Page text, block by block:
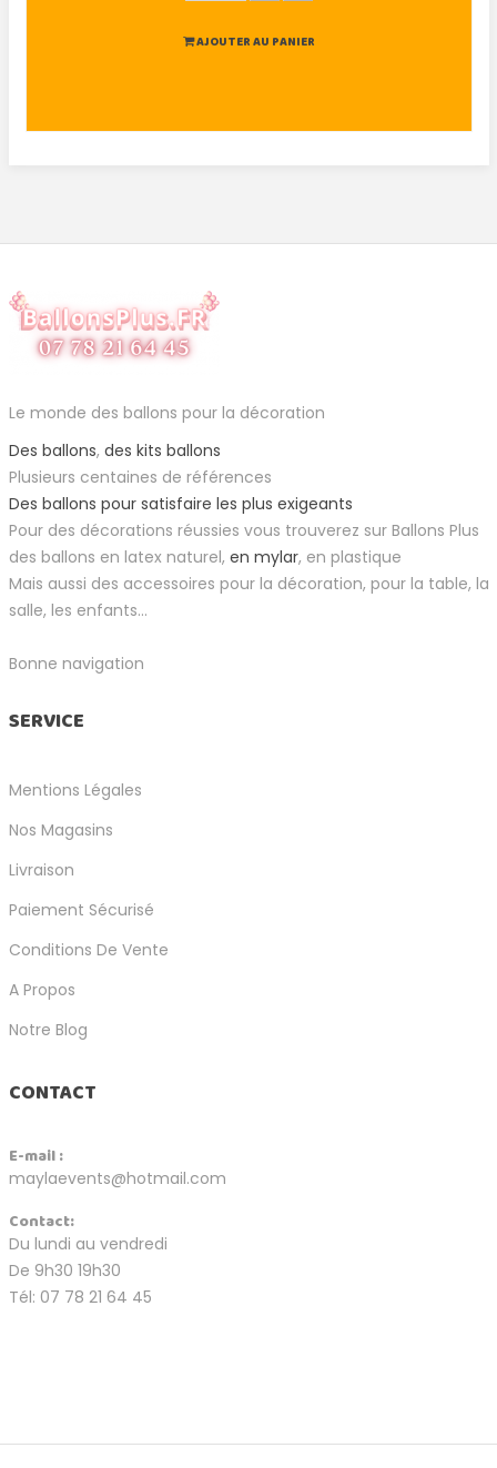
AJOUTER AU PANIER
Le monde des ballons pour la décoration
Des ballons, des kits ballons
Plusieurs centaines de références
Des ballons pour satisfaire les plus exigeants
Pour des décorations réussies vous trouverez sur Ballons Plus
des ballons en latex naturel, en mylar, en plastique
Mais aussi des accessoires pour la décoration, pour la table, la
salle, les enfants...
Bonne navigation
SERVICE
Mentions Légales
Nos Magasins
Livraison
Paiement Sécurisé
Conditions De Vente
A Propos
Notre Blog
CONTACT
E-mail :
maylaevents@hotmail.com
Contact:
Du lundi au vendredi
De 9h30 19h30
Tél: 07 78 21 64 45